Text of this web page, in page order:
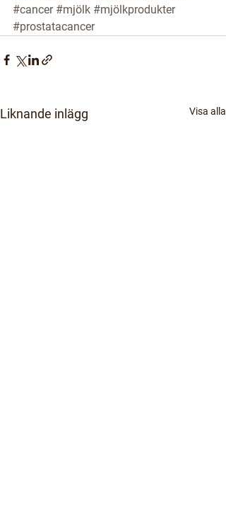
#cancer #mjölk #mjölkprodukter
#prostatacancer
Liknande inlägg Visa alla